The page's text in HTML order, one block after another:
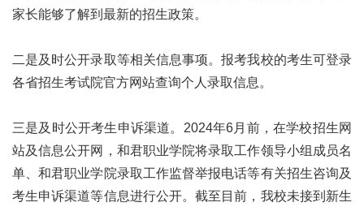
家长能够了解到最新的招生政策。
二是及时公开录取等相关信息事项。报考我校的考生可登录
各省招生考试院官方网站查询个人录取信息。
三是及时公开考生申诉渠道。2024年6月前，在学校招生网
站及信息公开网，和君职业学院将录取工作领导小组成员名
单、和君职业学院录取工作监督举报电话等有关招生咨询及
考生申诉渠道等信息进行公开。截至目前，我校未接到新生